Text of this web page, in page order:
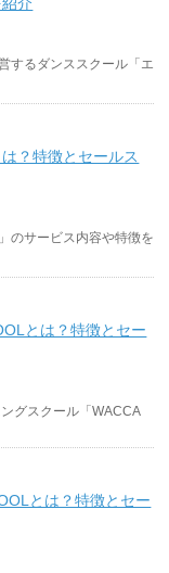
するダンススクール「エ
？特徴とセールス
のサービス内容や特徴を
とは？特徴とセー
グスクール「WACCA
とは？特徴とセー